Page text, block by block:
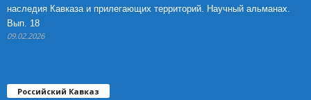
наследия Кавказа и прилегающих территорий. Научный альманах.
Вып. 18
09.02.2026
Российский Кавказ